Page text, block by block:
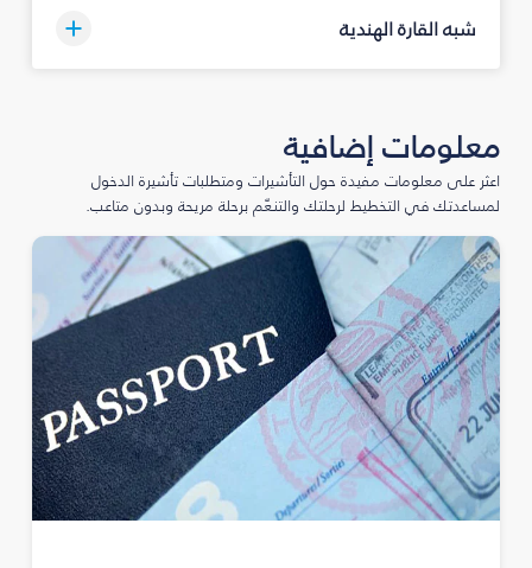
شبه القارة الهندية
معلومات إضافية
اعثر على معلومات مفيدة حول التأشيرات ومتطلبات تأشيرة الدخول
لمساعدتك في التخطيط لرحلتك والتنعّم برحلة مريحة وبدون متاعب.